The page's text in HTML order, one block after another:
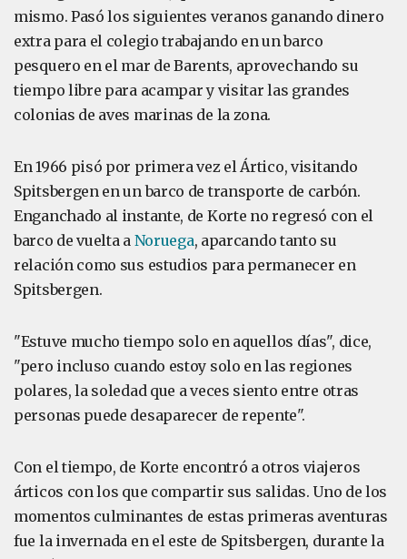
mismo. Pasó los siguientes veranos ganando dinero
extra para el colegio trabajando en un barco
pesquero en el mar de Barents, aprovechando su
tiempo libre para acampar y visitar las grandes
colonias de aves marinas de la zona.
En 1966 pisó por primera vez el Ártico, visitando
Spitsbergen en un barco de transporte de carbón.
Enganchado al instante, de Korte no regresó con el
barco de vuelta a Noruega, aparcando tanto su
relación como sus estudios para permanecer en
Spitsbergen.
"Estuve mucho tiempo solo en aquellos días", dice,
"pero incluso cuando estoy solo en las regiones
polares, la soledad que a veces siento entre otras
personas puede desaparecer de repente".
Con el tiempo, de Korte encontró a otros viajeros
árticos con los que compartir sus salidas. Uno de los
momentos culminantes de estas primeras aventuras
fue la invernada en el este de Spitsbergen, durante la